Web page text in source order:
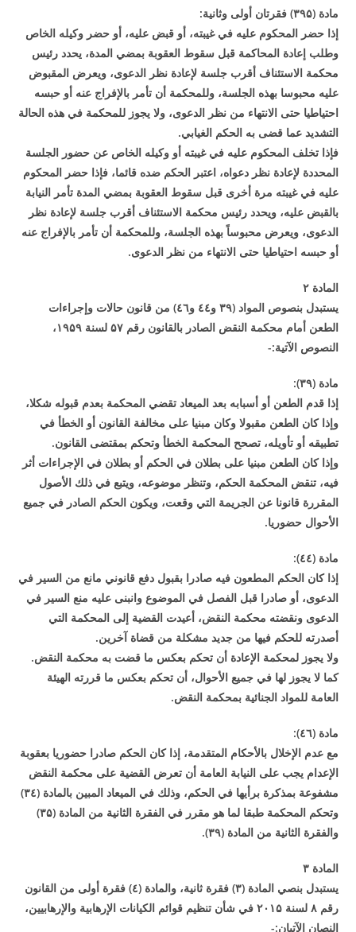
مادة (۳۹۵) فقرتان أولى وثانية:
إذا حضر المحكوم عليه في غيبته، أو قبض عليه، أو حضر وكيله الخاص
وطلب إعادة المحاكمة قبل سقوط العقوبة بمضي المدة، يحدد رئيس
محكمة الاستئناف أقرب جلسة لإعادة نظر الدعوى، ويعرض المقبوض
عليه محبوسا بهذه الجلسة، وللمحكمة أن تأمر بالإفراج عنه أو حبسه
احتياطيا حتى الانتهاء من نظر الدعوى، ولا يجوز للمحكمة في هذه الحالة
التشديد عما قضى به الحكم الغيابي.
فإذا تخلف المحكوم عليه في غيبته أو وكيله الخاص عن حضور الجلسة
المحددة لإعادة نظر دعواه، اعتبر الحكم ضده قائما، فإذا حضر المحكوم
عليه في غيبته مرة أخرى قبل سقوط العقوبة بمضي المدة تأمر النيابة
بالقبض عليه، ويحدد رئيس محكمة الاستئناف أقرب جلسة لإعادة نظر
الدعوى، ويعرض محبوساً بهذه الجلسة، وللمحكمة أن تأمر بالإفراج عنه
أو حبسه احتياطيا حتى الانتهاء من نظر الدعوى.
المادة۲
يستبدل بنصوص المواد (۳۹
و٤٤ و٤٦) من قانون حالات وإجراءات
الطعن أمام محكمة النقض الصادر بالقانون رقم۵۷ لسنة۱۹۵۹،
النصوص الآتية:-
مادة (۳۹):
إذا قدم الطعن أو أسبابه بعد الميعاد تقضي المحكمة بعدم قبوله شكلا،
وإذا كان الطعن مقبولا وكان مبنيا على مخالفة القانون أو الخطأ في
تطبيقه أو تأويله، تصحح المحكمة الخطأ وتحكم بمقتضى القانون.
وإذا كان الطعن مبنيا على بطلان في الحكم أو بطلان في الإجراءات أثر
فيه، تنقض المحكمة الحكم، وتنظر موضوعه، ويتبع في ذلك الأصول
المقررة قانونا عن الجريمة التي وقعت، ويكون الحكم الصادر في جميع
الأحوال حضوريا.
مادة (٤٤
):
إذا كان الحكم المطعون فيه صادرا بقبول دفع قانوني مانع من السير في
الدعوى، أو صادرا قبل الفصل في الموضوع وانبنى عليه منع السير في
الدعوى ونقضته محكمة النقض، أعيدت القضية إلى المحكمة التي
أصدرته للحكم فيها من جديد مشكلة من قضاة آخرين.
ولا يجوز لمحكمة الإعادة أن تحكم بعكس ما قضت به محكمة النقض.
كما لا يجوز لها في جميع الأحوال، أن تحكم بعكس ما قررته الهيئة
العامة للمواد الجنائية بمحكمة النقض.
مادة (٤٦
):
مع عدم الإخلال بالأحكام المتقدمة، إذا كان الحكم صادرا حضوريا بعقوبة
الإعدام يجب على النيابة العامة أن تعرض القضية على محكمة النقض
مشفوعة بمذكرة برأيها في الحكم، وذلك في الميعاد المبين بالمادة ( ۳٤)
وتحكم المحكمة طبقا لما هو مقرر في الفقرة الثانية من المادة (۳۵)
والفقرة الثانية من المادة (۳۹).
المادة۳
يستبدل بنصي المادة (۳)
فقرة ثانية، والمادة (٤) فقرة أولى من القانون
رقم۸ لسنة۲۰۱۵ في شأن تنظيم قوائم الكيانات الإرهابية والإرهابيين،
النصان الآتيان:-